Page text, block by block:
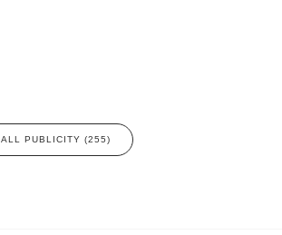
ALL PUBLICITY (255)